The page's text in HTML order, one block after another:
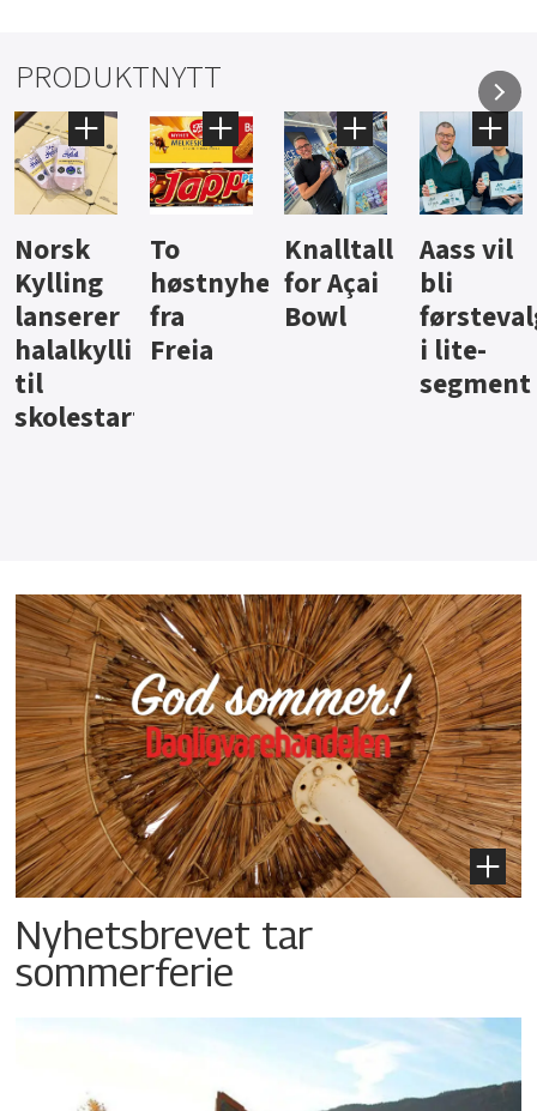
PRODUKTNYTT
Knalltall
for Açai
Bowl
Aass vil
bli
førstevalg
i lite-
Brus og
jus fra
Berentsen
Hard
iste fra
Hansa
Nyhetsbrevet tar
sommerferie